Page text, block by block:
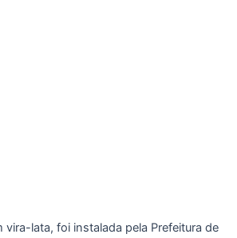
vira-lata, foi instalada pela Prefeitura de